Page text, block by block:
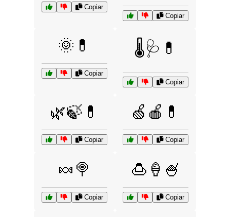
Copiar
Copiar
🌞💊
Copiar
🌡️🩺💊
Copiar
🌿🍃💊
Copiar
🍏🍎💊
Copiar
🍬🍭
Copiar
🍮🍦🍧
Copiar